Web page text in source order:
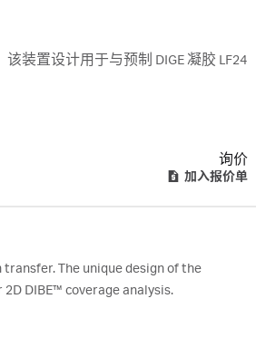
装置设计用于与预制 DIGE 凝胶 LF24
询价
加入报价单
The unique design of the
DIBE™ coverage analysis.